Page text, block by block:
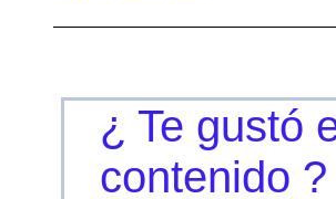
¿ Te gustó
contenido ?